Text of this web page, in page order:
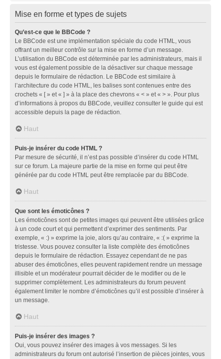
Mise en forme et types de sujets
Qu’est-ce que le BBCode ?
Le BBCode est une implémentation spéciale du code HTML, vous
offrant un meilleur contrôle sur la mise en forme d’un message.
L’utilisation du BBCode est déterminée par les administrateurs, mais il
vous est également possible de la désactiver sur chaque message
depuis le formulaire de rédaction. Le BBCode est similaire à
l’architecture du code HTML, les balises sont contenues entre des
crochets « [ » et « ] » à la place des chevrons « < » et « > ». Pour plus
d’informations à propos du BBCode, veuillez consulter le guide qui est
accessible depuis la page de rédaction.
Haut
Puis-je insérer du code HTML ?
Par mesure de sécurité, il n’est pas possible d’insérer du code HTML
sur ce forum. La majeure partie de la mise en forme qui peut être
générée par du code HTML peut être remplacée par du BBCode.
Haut
Que sont les émoticônes ?
Les émoticônes sont de petites images qui peuvent être utilisées grâce
à un code court et qui permettent d’exprimer des sentiments. Par
exemple, « :) » exprime la joie, alors qu’au contraire, « :( » exprime la
tristesse. Vous pouvez consulter la liste complète des émoticônes
depuis le formulaire de rédaction. Essayez cependant de ne pas
abuser des émoticônes, elles peuvent rapidement rendre un message
illisible et un modérateur pourrait décider de le modifier ou de le
supprimer complètement. Les administrateurs du forum peuvent
également limiter le nombre d’émoticônes qu’il est possible d’insérer à
un message.
Haut
Puis-je insérer des images ?
Oui, vous pouvez insérer des images à vos messages. Si les
administrateurs du forum ont autorisé l’insertion de pièces jointes, vous